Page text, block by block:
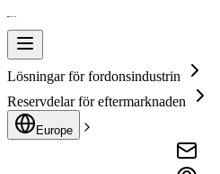
Lösningar för fordonsindustrin
Reservdelar för eftermarknaden
Europe